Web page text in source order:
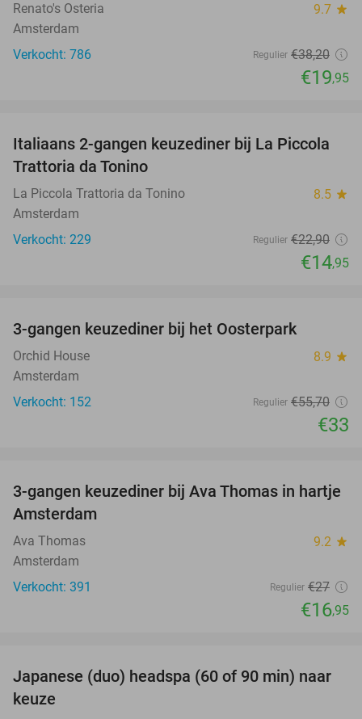
Renato's Osteria 9.7 star
Amsterdam
Verkocht: 786
Regulier €38,20
€19,95
35%
Italiaans 2-gangen keuzediner bij La Piccola
Trattoria da Tonino
La Piccola Trattoria da Tonino 8.5 star
Amsterdam
Verkocht: 229
Regulier €22,90
€14,95
3-gangen keuzediner bij het Oosterpark
Orchid House 8.9 star
Amsterdam
Verkocht: 152
Regulier €55,70
€33
37%
3-gangen keuzediner bij Ava Thomas in hartje
Amsterdam
Ava Thomas 9.2 star
Amsterdam
Verkocht: 391
Regulier €27
€16,95
39%
Japanese (duo) headspa (60 of 90 min) naar
keuze